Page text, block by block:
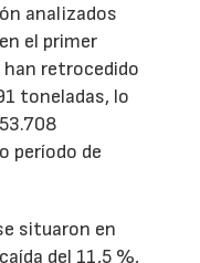
analizados
el primer
retrocedido
toneladas, lo
período de
situaron en
del 11,5 %,